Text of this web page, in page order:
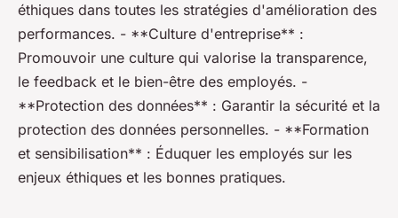
éthiques dans toutes les stratégies d'amélioration des
performances. - **Culture d'entreprise** :
Promouvoir une culture qui valorise la transparence,
le feedback et le bien-être des employés. -
**Protection des données** : Garantir la sécurité et la
protection des données personnelles. - **Formation
et sensibilisation** : Éduquer les employés sur les
enjeux éthiques et les bonnes pratiques.